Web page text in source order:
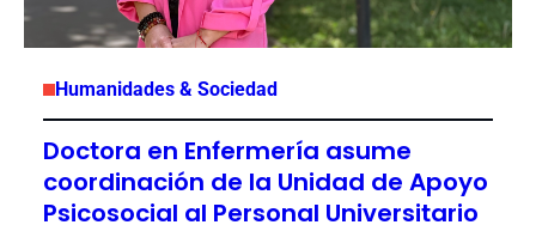
Humanidades & Sociedad
Doctora en Enfermería asume
coordinación de la Unidad de Apoyo
Psicosocial al Personal Universitario